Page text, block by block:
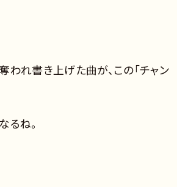
れ書き上げた曲が、この「チャン
るね。